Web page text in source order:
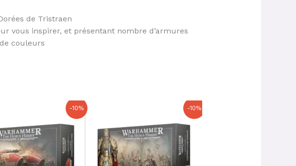
de Tristraen
vous inspirer, et présentant nombre d’armures
couleurs
-10%
était :
80,00 €.
est :
72,00 €.
-10%
était :
57,50 €.
actuel
est :
51,75 €.